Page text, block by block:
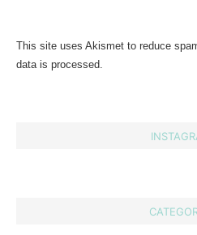
This site uses Akismet to reduce
data is processed.